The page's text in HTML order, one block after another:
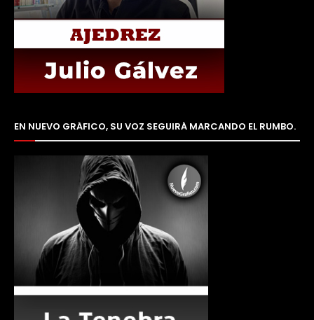
EN NUEVO GRÁFICO, SU VOZ SEGUIRÁ MARCANDO EL RUMBO.